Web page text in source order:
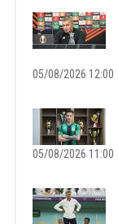
05/08/2026 12:00
05/08/2026 11:00